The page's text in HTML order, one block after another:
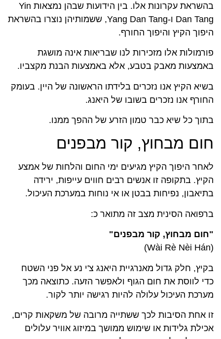
בהשראת עקרונות אלו. בין הידועות שבהן נמצאות Yin
Dan Tang ו-Yang Dan Tang, ששמותיהן נוצרו בהשראת
היפוך הקיץ והיפוך החורף.
פורמולות אלו מזכירות לנו שבריאות אינה מושגת
באמצעות מאבק בטבע, אלא באמצעות הבנת מקצביו.
בשיא הקיץ אנו נזכרים בלידתו הראשונה של היין. בעומק
החורף אנו נזכרים בשובו של היאנג.
בתוך כל שיא כבר טמון הזרע של ההפך ממנו.
חום מבחוץ, קור מבפנים
לאחר היפוך הקיץ מגיעים ימי החום והלחות של אמצע
הקיץ. בתקופה זו אנשים רבים חווים עייפות, ירידה
בתיאבון, נפיחות בבטן או אי נוחות במערכת העיכול.
ברפואה הסינית מצב זה מתואר כ:
"חום מבחוץ, קור מבפנים"
(Wài Rè Nèi Hán)
בקיץ, חלק גדול מאנרגיית היאנג צ'י נע אל פני השטח
כדי לווסת את חום הגוף ולאפשר הזעה. כתוצאה מכך
מערכת העיכול עלולה להיות רגישה יותר לקור.
זו אחת הסיבות לכך ששתייה מרובה של משקאות קרים,
אכילת גלידות או שימוש ממושך במיזוג אוויר עלולים